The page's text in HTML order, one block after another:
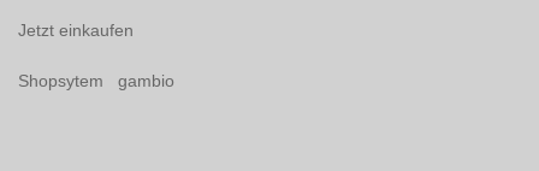
Jetzt einkaufen
Shopsytem gambio